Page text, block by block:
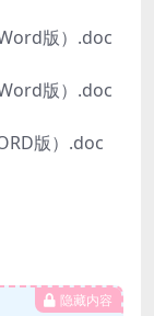
版）.doc
版）.doc
版）.doc
隐藏内容